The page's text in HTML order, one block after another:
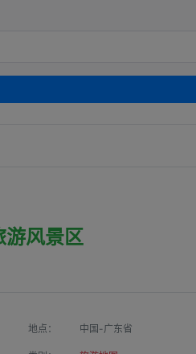
游风景区
地点： 中国-广东省